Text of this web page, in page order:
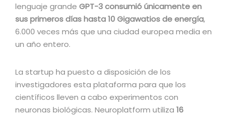
lenguaje grande GPT-3 consumió únicamente en
sus primeros días hasta 10 Gigawatios de energía,
6.000 veces más que una ciudad europea media en
un año entero.
La startup ha puesto a disposición de los
investigadores esta plataforma para que los
científicos lleven a cabo experimentos con
neuronas biológicas. Neuroplatform utiliza 16